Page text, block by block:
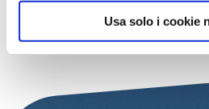
Usa solo i cookie